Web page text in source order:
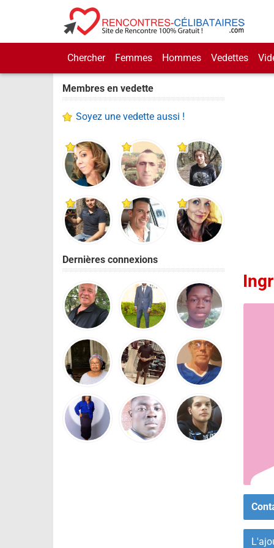
Chercher Femmes Hommes Vedettes
Membres en vedette
Soyez une vedette aussi !
Dernières connexions